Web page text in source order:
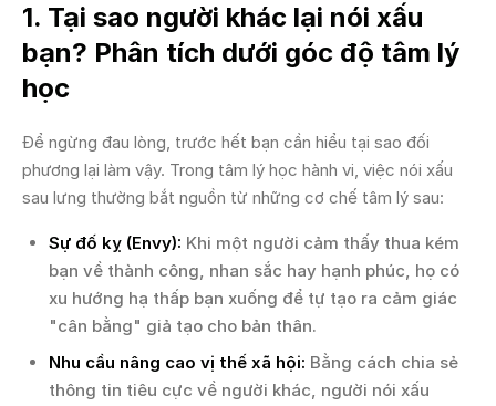
1. Tại sao người khác lại nói xấu
bạn? Phân tích dưới góc độ tâm lý
học
Để ngừng đau lòng, trước hết bạn cần hiểu tại sao đối
phương lại làm vậy. Trong tâm lý học hành vi, việc nói xấu
sau lưng thường bắt nguồn từ những cơ chế tâm lý sau:
Sự đố kỵ (Envy): Khi một người cảm thấy thua kém
bạn về thành công, nhan sắc hay hạnh phúc, họ có
xu hướng hạ thấp bạn xuống để tự tạo ra cảm giác
"cân bằng" giả tạo cho bản thân.
Nhu cầu nâng cao vị thế xã hội: Bằng cách chia sẻ
thông tin tiêu cực về người khác, người nói xấu